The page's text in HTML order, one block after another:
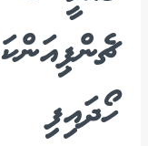
ހޯދައިފި